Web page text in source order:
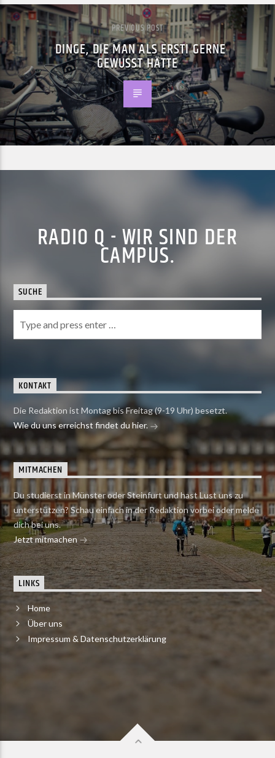
PREVIOUS POST
DINGE, DIE MAN ALS ERSTI GERNE
GEWUSST HÄTTE
RADIO Q - WIR SIND DER
CAMPUS.
SUCHE
KONTAKT
Die Redaktion ist Montag bis Freitag (9-19 Uhr) besetzt.
Wie du uns erreichst findet du hier.
MITMACHEN
Du studierst in Münster oder Steinfurt und hast Lust uns zu
unterstützen? Schau einfach in der Redaktion vorbei oder melde
dich bei uns.
Jetzt mitmachen
LINKS
Home
Über uns
Impressum & Datenschutzerklärung